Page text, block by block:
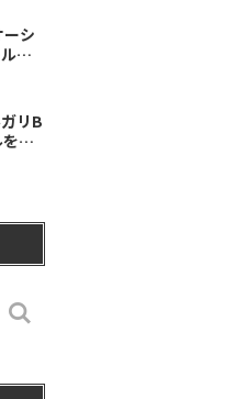
シ
を
塚
リB
行
/S